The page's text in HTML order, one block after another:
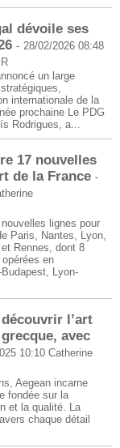
dévoile ses
- 28/02/2026 08:48
un large
internationale de la
prochaine Le PDG
Rodrigues, a...
17 nouvelles
de la France -
lignes pour
Paris, Nantes, Lyon,
Rennes, dont 8
en
Lyon-
l’art
avec
10:10Catherine
Aegean incarne
fondée sur la
et la qualité. La
chaque détail